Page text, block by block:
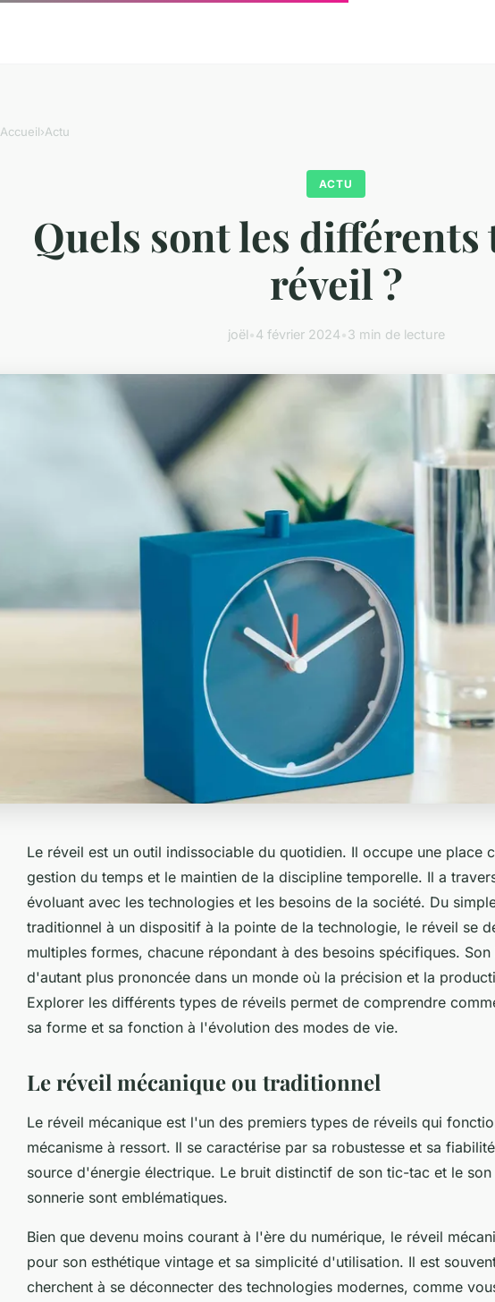
Accueil›Actu
ACTU
Quels sont les différents
réveil ?
joël•4 février 2024•3 min de lecture
Le réveil est un outil indissociable du quotidien. Il occupe une place
gestion du temps et le maintien de la discipline temporelle. Il a
évoluant avec les technologies et les besoins de la société. Du
traditionnel à un dispositif à la pointe de la technologie, le réveil se
multiples formes, chacune répondant à des besoins spécifiques.
d'autant plus prononcée dans un monde où la précision et la
Explorer les différents types de réveils permet de comprendre
sa forme et sa fonction à l'évolution des modes de vie.
Le réveil mécanique ou traditionnel
Le réveil mécanique est l'un des premiers types de réveils qui
mécanisme à ressort. Il se caractérise par sa robustesse et sa
source d'énergie électrique. Le bruit distinctif de son tic-tac et le son
sonnerie sont emblématiques.
Bien que devenu moins courant à l'ère du numérique, le réveil
pour son esthétique vintage et sa simplicité d'utilisation. Il est
cherchent à se déconnecter des technologies modernes, comme